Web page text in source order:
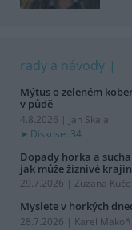
rady a návody
Mýtus o zeleném
v půdě
4.8.2026 | Jan Skala
Diskuse: 34
Dopady horka a
jak může žíznivé
29.7.2026 | Zuzana
Myslete v horkých
28.7.2026 | Karel Makoň